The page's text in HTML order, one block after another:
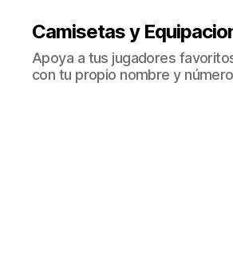
Camisetas y
Apoya a tus jugadores
con tu propio nombre y